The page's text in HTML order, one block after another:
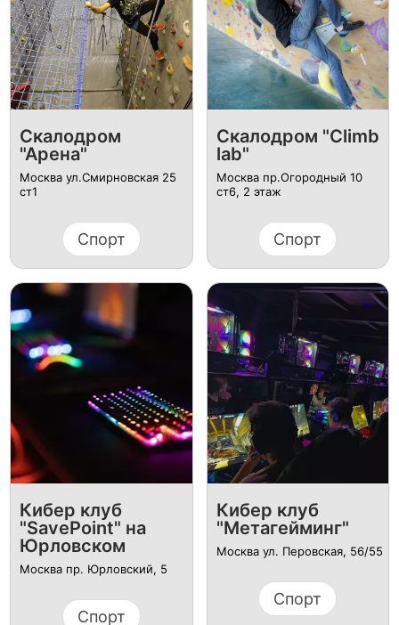
​Скалодром
"Арена"
Москва ул.Смирновская 25
ст1
Спорт
​Скалодром "Climb
lab"
Москва пр.Огородный 10
ст6, ​2 этаж
Спорт
Кибер клуб
"SavePoint" на
Юрловском
Москва ​пр. Юрловский, 5
Спорт
Кибер клуб
"Метагейминг"
Москва ул. Перовская, 56/55
Спорт